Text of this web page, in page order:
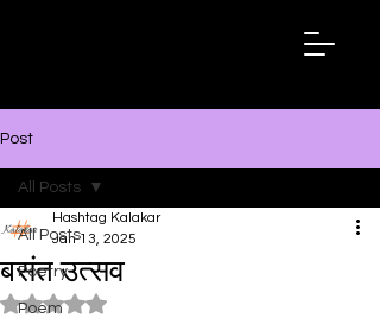
Post
All Posts
Poetry
Poem
All Posts
बसंत उत्सव
Hashtag Kalakar
Jan 13, 2025
Rated NaN out of 5 stars.